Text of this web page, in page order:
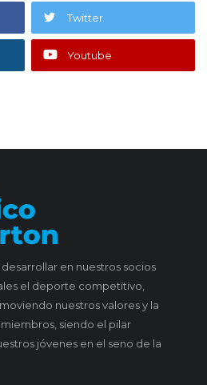
Twitter
Youtube
en nuestros socios
el deporte competitivo,
nuestros valores y la
siendo el pilar
jóvenes en el seno de la